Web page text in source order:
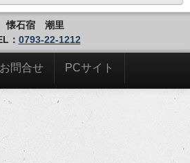
懐石宿 潮里
： 0793-22-1212
お問合せ PCサイト